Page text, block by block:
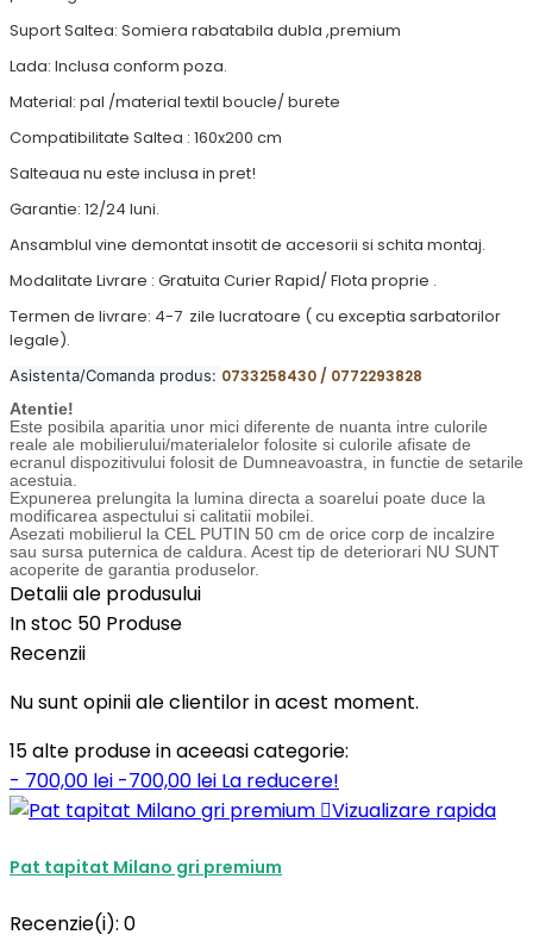
Suport Saltea: Somiera rabatabila dubla ,premium
Lada: Inclusa conform poza.
Material: pal /material textil boucle/ burete
Compatibilitate Saltea : 160x200 cm
Salteaua nu este inclusa in pret!
Garantie: 12/24 luni.
Ansamblul vine demontat insotit de accesorii si schita montaj.
Modalitate Livrare : Gratuita Curier Rapid/ Flota proprie .
Termen de livrare: 4-7 zile lucratoare ( cu exceptia sarbatorilor
legale).
Asistenta/Comanda produs: 0733258430 / 0772293828
Atentie!
Este posibila aparitia unor mici diferente de nuanta intre culorile
reale ale mobilierului/materialelor folosite si culorile afisate de
ecranul dispozitivului folosit de Dumneavoastra, in functie de setarile
acestuia.
Expunerea prelungita la lumina directa a soarelui poate duce la
modificarea aspectului si calitatii mobilei.
Asezati mobilierul la CEL PUTIN 50 cm de orice corp de incalzire
sau sursa puternica de caldura. Acest tip de deteriorari NU SUNT
acoperite de garantia produselor.
Detalii ale produsului
In stoc 50 Produse
Recenzii
Nu sunt opinii ale clientilor in acest moment.
15 alte produse in aceeasi categorie:
- 700,00 lei -700,00 lei La reducere!
Vizualizare rapida
Pat tapitat Milano gri premium
Recenzie(i): 0